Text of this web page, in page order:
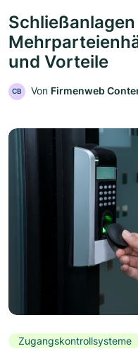
und Vorteile
CB Von Firmenweb
Zugangskontrollsysteme